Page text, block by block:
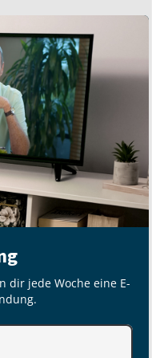
dir jede Woche eine E-